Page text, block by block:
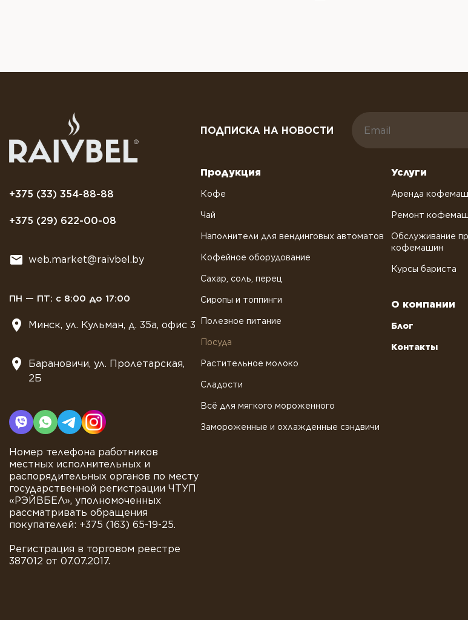
+375 (33) 354-88-88
+375 (29) 622-00-08
web.market@raivbel.by
ПН — ПТ: с 8:00 до 17:00
Минск, ул. Кульман, д. 35а, офис 3
Барановичи, ул. Пролетарская,
2Б
Номер телефона работников
местных исполнительных и
распорядительных органов по месту
государственной регистрации ЧТУП
«РЭЙВБЕЛ», уполномоченных
рассматривать обращения
покупателей: +375 (163) 65-19-25.
Регистрация в торговом реестре
387012 от 07.07.2017.
ПОДПИСКА НА НОВОСТИ
Продукция
Кофе
Чай
Наполнители для вендинговых автоматов
Кофейное оборудование
Сахар, соль, перец
Сиропы и топпинги
Полезное питание
Посуда
Растительное молоко
Сладости
Всё для мягкого мороженного
Замороженные и охлажденные сэндвичи
Услуги
Аренда
Ремонт
Обслуживание
кофемашин
Курсы бариста
О компании
Блог
Контакты